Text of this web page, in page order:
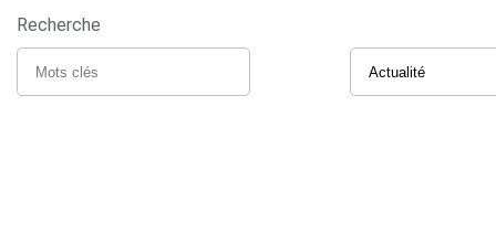
Recherche